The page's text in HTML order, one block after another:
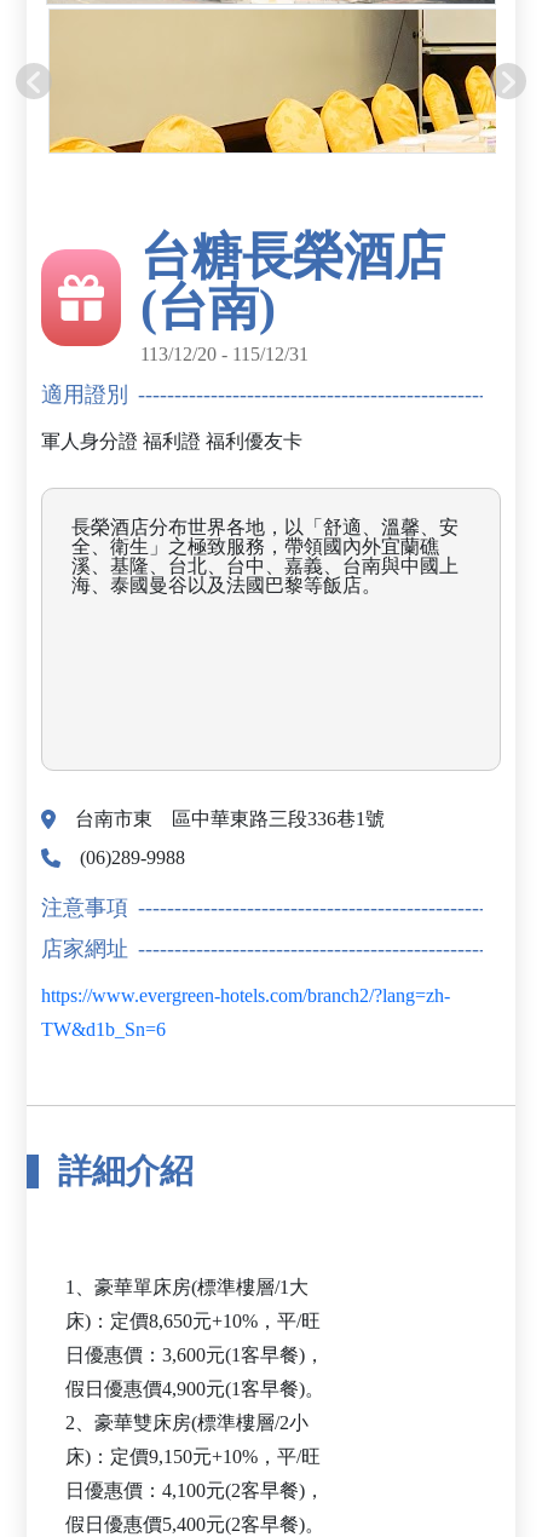
台糖長榮酒店
(台南)
113/12/20 - 115/12/31
適用證別
軍人身分證 福利證 福利優友卡
長榮酒店分布世界各地，以「舒適、溫馨、安
全、衛生」之極致服務，帶領國內外宜蘭礁
溪、基隆、台北、台中、嘉義、台南與中國上
海、泰國曼谷以及法國巴黎等飯店。
台南市東 區中華東路三段336巷1號
(06)289-9988
注意事項
店家網址
https://www.evergreen-hotels.com/branch2/?lang=zh-
TW&d1b_Sn=6
詳細介紹
1、豪華單床房(標準樓層/1大
床)：定價8,650元+10%，平/旺
日優惠價：3,600元(1客早餐)，
假日優惠價4,900元(1客早餐)。
2、豪華雙床房(標準樓層/2小
床)：定價9,150元+10%，平/旺
日優惠價：4,100元(2客早餐)，
假日優惠價5,400元(2客早餐)。